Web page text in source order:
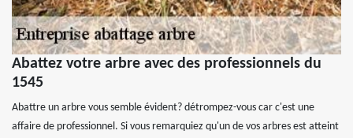
Abattez votre arbre avec des professionnels du
1545
Abattre un arbre vous semble évident? détrompez-vous car c'est une
affaire de professionnel. Si vous remarquiez qu'un de vos arbres est atteint